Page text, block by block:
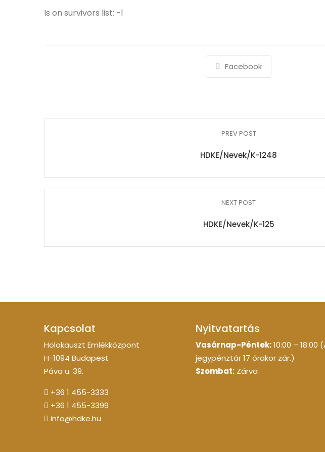
Is on survivors list: -1
Facebook
PREV POST
HDKE/Nevek/K-1248
NEXT POST
HDKE/Nevek/K-125
Kapcsolat
Holokauszt Emlékközpont
H-1094 Budapest
Páva u. 39.
+36 1 455-3333
+36 1 455-3399
info@hdke.hu
Nyitvatartás
Vasárnap-Péntek:10:00 – 18:00
jegypénztár 17 órakor zár.)
Szombat: Zárva